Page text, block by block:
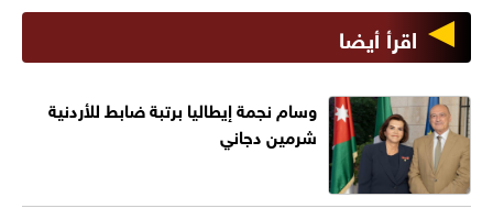
اقرأ أيضا
وسام نجمة إيطاليا برتبة ضابط للأردنية
شرمين دجاني